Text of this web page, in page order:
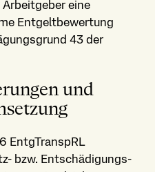
eine
Entgeltbewertung
43 der
und
EntgTranspRL
bzw. Entschädigungs­